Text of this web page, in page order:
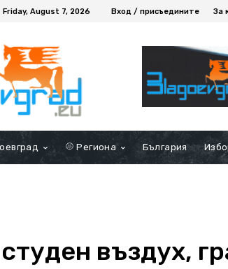
Friday, August 7, 2026 Вход / присъедините За
Региона България
въздух,